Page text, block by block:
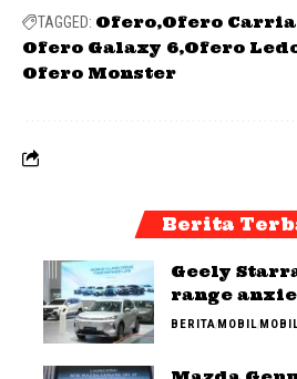
TAGGED: Ofero Ofero Carria
Ofero Galaxy 6 Ofero
Ofero Monster
Berita
Geely
range
BERITAMOBIL